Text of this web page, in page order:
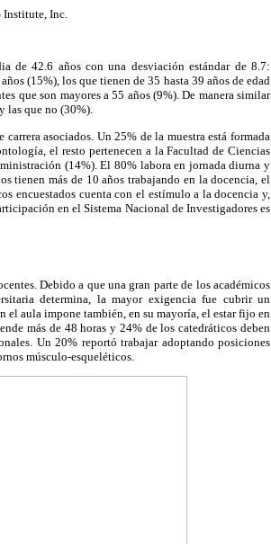
Institute, Inc.
de 42.6 años con una desviación estándar de 8.7:
(15%), los que tienen de 35 hasta 39 años de edad
que son mayores a 55 años (9%). De manera similar
las que no (30%).
asociados. Un 25% de la muestra está formada
el resto pertenecen a la Facultad de Ciencias
(14%). El 80% labora en jornada diurna y
tienen más de 10 años trabajando en la docencia, el
encuestados cuenta con el estímulo a la docencia y,
en el Sistema Nacional de Investigadores es
Debido a que una gran parte de los académicos
determina, la mayor exigencia fue cubrir un
el aula impone también, en su mayoría, el estar fijo en
más de 48 horas y 24% de los catedráticos deben
Un 20% reportó trabajar adoptando posiciones
músculo-esqueléticos